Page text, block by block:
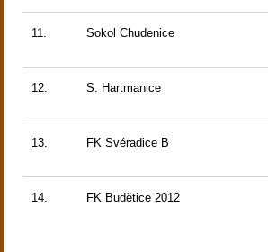
11. Sokol Chudenice
12. S. Hartmanice
13. FK Svéradice B
14. FK Budětice 2012